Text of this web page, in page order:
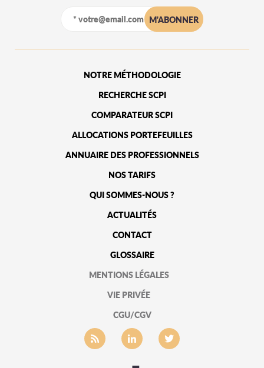
NOTRE MÉTHODOLOGIE
RECHERCHE SCPI
COMPARATEUR SCPI
ALLOCATIONS PORTEFEUILLES
ANNUAIRE DES PROFESSIONNELS
NOS TARIFS
QUI SOMMES-NOUS ?
ACTUALITÉS
CONTACT
GLOSSAIRE
MENTIONS LÉGALES
VIE PRIVÉE
CGU/CGV